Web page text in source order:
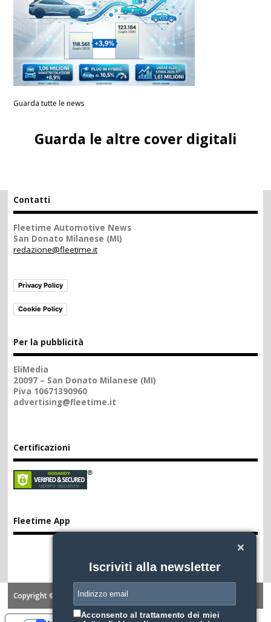
Guarda tutte le news
Iscriviti alla newsletter
Acconsento al trattamento dei miei
Guarda le altre cover digitali
Contatti
Fleetime Automotive News
San Donato Milanese (MI)
redazione@fleetime.it
Privacy Policy
Cookie Policy
Per la pubblicità
EliMedia
20097 – San Donato Milanese (MI)
Piva 10671390960
advertising@fleetime.it
Certificazioni
Fleetime App
Copyright ©2026. FLEETIME